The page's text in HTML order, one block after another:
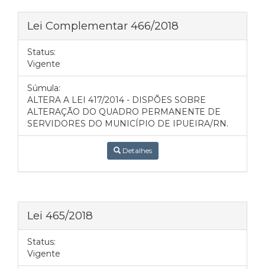
Lei Complementar 466/2018
Status:
Vigente
Súmula:
ALTERA A LEI 417/2014 - DISPÕES SOBRE
ALTERAÇÃO DO QUADRO PERMANENTE DE
SERVIDORES DO MUNICÍPIO DE IPUEIRA/RN.
Detalhes
Lei 465/2018
Status:
Vigente